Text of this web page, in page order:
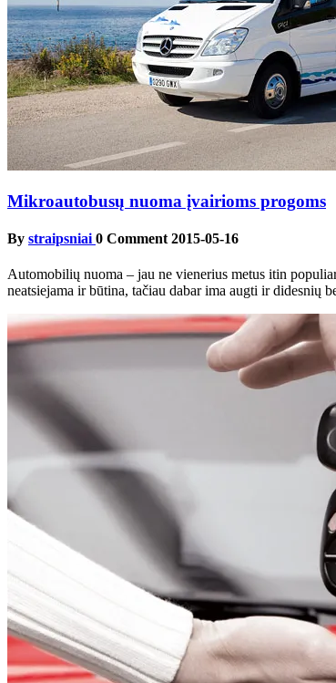
Mikroautobusų nuoma įvairioms progoms
By straipsniai 0 Comment 2015-05-16
Automobilių nuoma – jau ne vienerius metus itin
neatsiejama ir būtina, tačiau dabar ima augti ir